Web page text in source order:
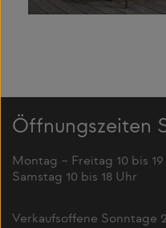
Öffnungszeiten
Montag – Freitag 10 bis
Samstag 10 bis 18 Uhr
Verkaufsoffene Sonntage